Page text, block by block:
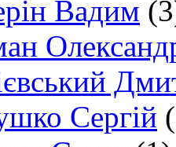
Вадим
Сергій